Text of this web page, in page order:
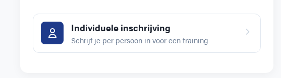
Individuele inschrijving
Schrijf je per persoon in voor een training